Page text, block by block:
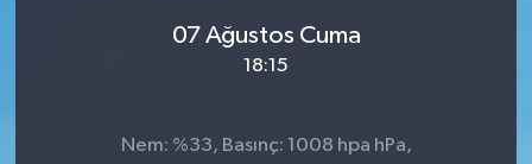
07 Ağustos Cuma
18:15
Nem: %33, Basınç: 1008 hpa hPa,